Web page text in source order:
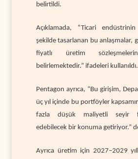
belirtildi.
Açıklamada, “Ticari endüstrinin
şekilde tasarlanan bu anlaşmalar,
fiyatlı üretim
belirlemektedir.” ifadeleri kullanıldı.
Pentagon ayrıca, “Bu girişim,
üç yıl içinde bu portföyler
fazla düşük maliyetli seyir
edebilecek bir konuma getiriyor.”
Ayrıca üretim için 2027–2029